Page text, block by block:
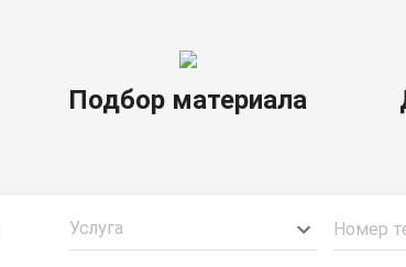
Подбор материала
Услуга